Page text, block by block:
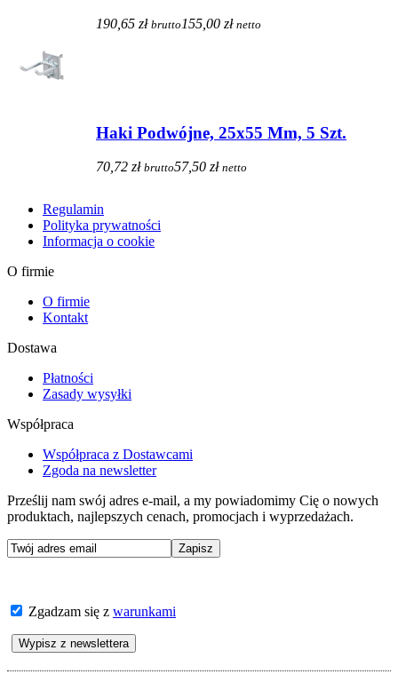
190,65 zł brutto 155,00 zł netto
Haki Podwójne, 25x55 Mm, 5 Szt.
70,72 zł brutto57,50 zł netto
Regulamin
Polityka prywatności
Informacja o cookie
O firmie
O firmie
Kontakt
Dostawa
Płatności
Zasady wysyłki
Współpraca
Współpraca z Dostawcami
Zgoda na newsletter
Prześlij nam swój adres e-mail, a my powiadomimy Cię o nowych
produktach, najlepszych cenach, promocjach i wyprzedażach.
Zgadzam się z warunkami